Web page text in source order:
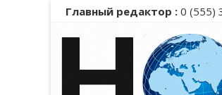
Главный редактор : 0